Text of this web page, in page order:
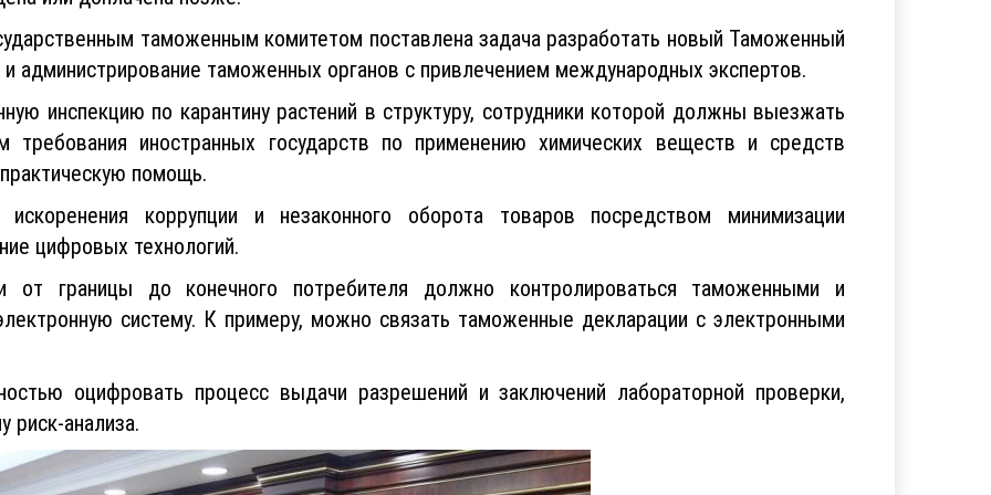
при которой в случае невозможности оперативного расчета таможенной стоимости
товар, оплатив ориентировочную стоимость, а разница между уточненной суммой и
или доплачена позже.
таможенным комитетом поставлена задача разработать новый Таможенный
администрирование таможенных органов с привлечением международных экспертов.
инспекцию по карантину растений в структуру, сотрудники которой должны выезжать
иностранных государств по применению химических веществ и средств
помощь.
коррупции и незаконного оборота товаров посредством минимизации
от границы до конечного потребителя должно контролироваться таможенными и
систему. К примеру, можно связать таможенные декларации с электронными